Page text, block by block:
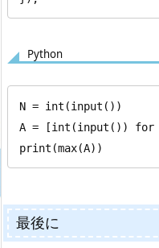
Python
N = int(input())
A = [int(input()) for
print(max(A))
最後に